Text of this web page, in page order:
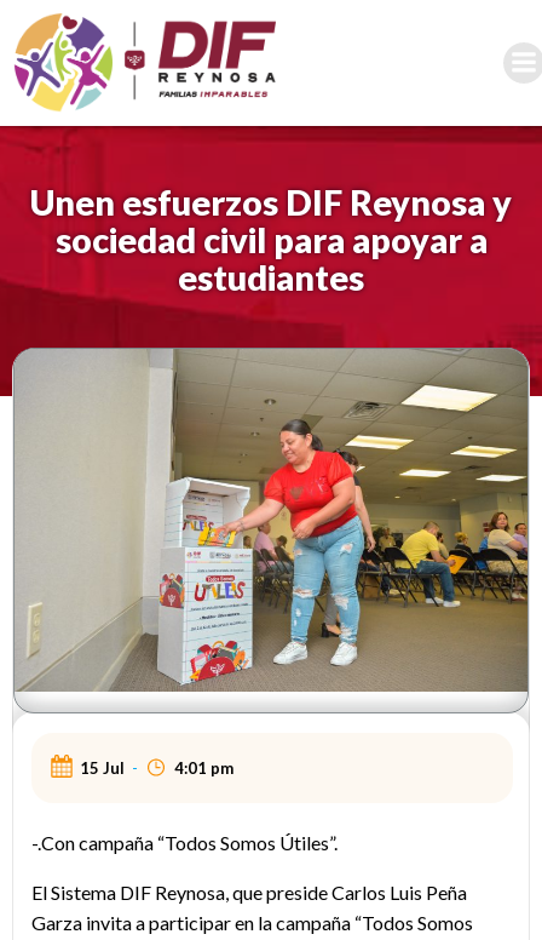
al
contenido
Unen esfuerzos DIF Reynosa y
sociedad civil para apoyar a
estudiantes
15 Jul - 4:01 pm
-.Con campaña “Todos Somos Útiles”.
El Sistema DIF Reynosa, que preside Carlos Luis Peña
Garza invita a participar en la campaña “Todos Somos